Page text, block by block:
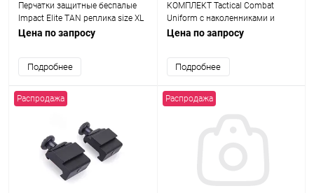
Перчатки защитные беспалые
Impact Elite TAN реплика size XL
AS-PG0007T
Цена по запросу
Подробнее
КОМПЛЕКТ Tactical Combat
Uniform с наколенниками и
налокотниками MULTICAM Size
Цена по запросу
Подробнее
Распродажа Распродажа